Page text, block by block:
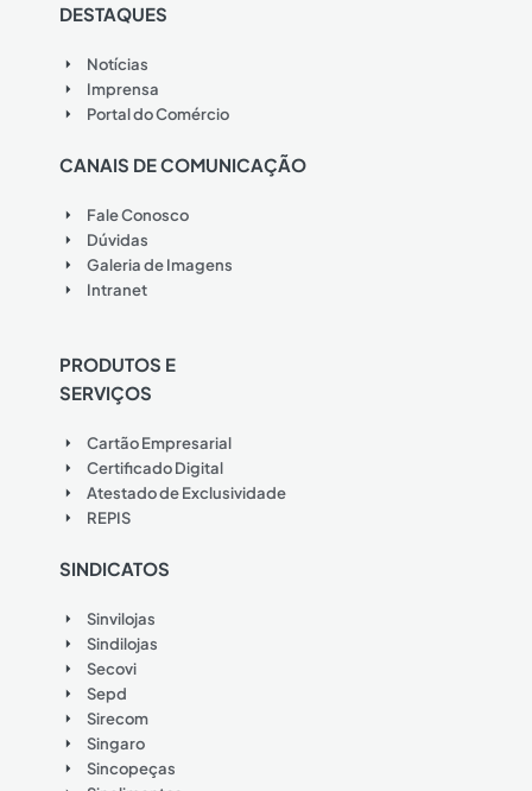
DESTAQUES
Notícias
Imprensa
Portal do Comércio
CANAIS DE COMUNICAÇÃO
Fale Conosco
Dúvidas
Galeria de Imagens
Intranet
PRODUTOS E
SERVIÇOS
Cartão Empresarial
Certificado Digital
Atestado de Exclusividade
REPIS
SINDICATOS
Sinvilojas
Sindilojas
Secovi
Sepd
Sirecom
Singaro
Sincopeças